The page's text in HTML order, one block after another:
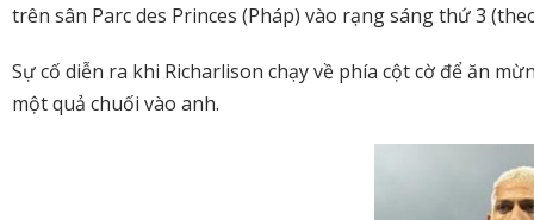
trên sân Parc des Princes (Pháp) vào rạng sáng thứ 3
Sự cố diễn ra khi Richarlison chạy về phía cột cờ để ăn
một quả chuối vào anh.